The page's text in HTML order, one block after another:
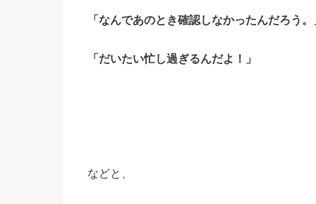
「なんであのとき確認しなかったんだろう。
「だいたい忙し過ぎるんだよ！」
などと、